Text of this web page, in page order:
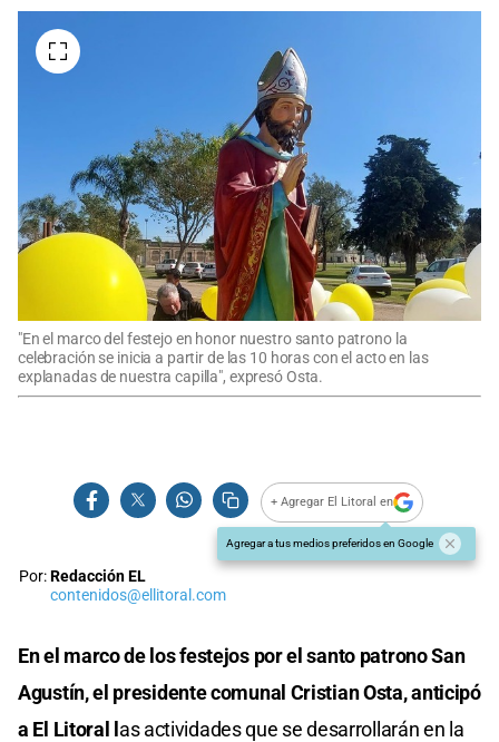
"En el marco del festejo en honor nuestro santo patrono la
celebración se inicia a partir de las 10 horas con el acto en las
explanadas de nuestra capilla", expresó Osta.
+ Agregar El Litoral en
Agregar a tus medios preferidos en Google
Por:Redacción EL
contenidos@ellitoral.com
En el marco de los festejos por el santo patrono San
Agustín, el presidente comunal Cristian Osta, anticipó
a El Litoral las actividades que se desarrollarán en la